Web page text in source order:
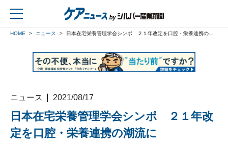
HOME ニュース 日本在宅栄養管理学会シンポ ２１年改定を口腔・栄養連携の潮流に
ニュース 2021/08/17
日本在宅栄養管理学会シンポ ２１年改
定を口腔・栄養連携の潮流に